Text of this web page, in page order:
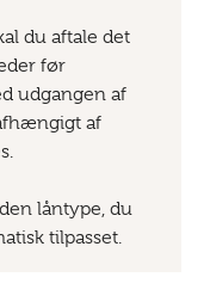
du aftale det
før
udgangen af
af
låntype, du
tilpasset.